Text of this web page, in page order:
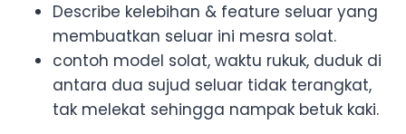
Describe kelebihan & feature seluar yang
membuatkan seluar ini mesra solat.
contoh model solat, waktu rukuk, duduk di
antara dua sujud seluar tidak terangkat,
tak melekat sehingga nampak betuk kaki.